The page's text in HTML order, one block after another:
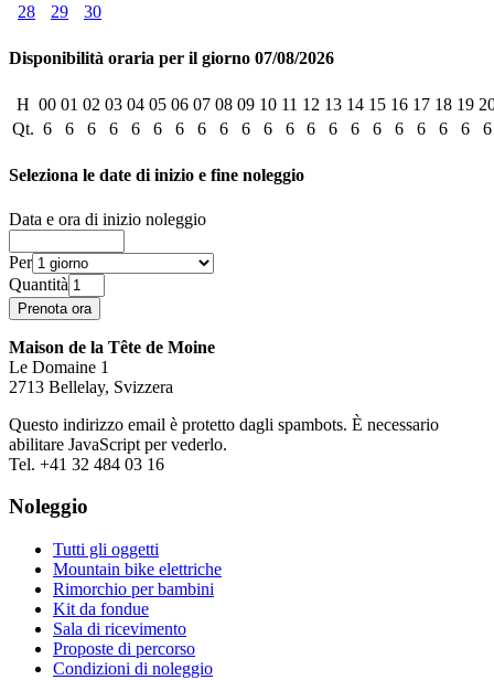
28
29 30
Disponibilità oraria per il giorno 07/08/2026
H 00 01 02 03 04 05 06 07 08 09 10 11 12 13 14 15 16 17 18 19
Qt. 6 6 6 6 6 6 6 6 6 6 6 6 6 6 6 6 6 6 6 6 6
Seleziona le date di inizio e fine noleggio
Data e ora di inizio noleggio
Per
Quantità
Maison de la Tête de Moine
Le Domaine 1
2713 Bellelay, Svizzera
Questo indirizzo email è protetto dagli spambots. È necessario
abilitare JavaScript per vederlo.
Tel. +41 32 484 03 16
Noleggio
Tutti gli oggetti
Mountain bike elettriche
Rimorchio per bambini
Kit da fondue
Sala di ricevimento
Proposte di percorso
Condizioni di noleggio